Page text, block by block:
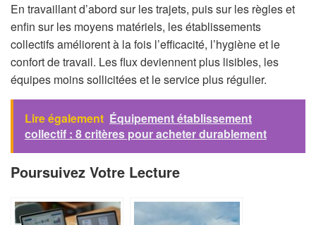
En travaillant d’abord sur les trajets, puis sur les règles et
enfin sur les moyens matériels, les établissements
collectifs améliorent à la fois l’efficacité, l’hygiène et le
confort de travail. Les flux deviennent plus lisibles, les
équipes moins sollicitées et le service plus régulier.
Lire également Équipement établissement
collectif : 8 critères pour acheter durablement
Poursuivez Votre Lecture